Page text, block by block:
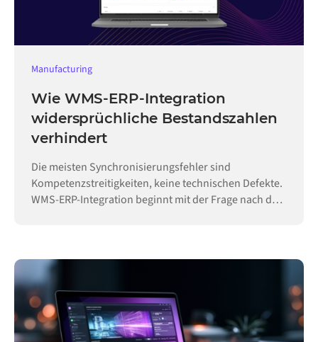
Manufacturing
Wie WMS-ERP-Integration
widersprüchliche Bestandszahlen
verhindert
Die meisten Synchronisierungsfehler sind
Kompetenzstreitigkeiten, keine technischen Defekte.
WMS-ERP-Integration beginnt mit der Frage nach der